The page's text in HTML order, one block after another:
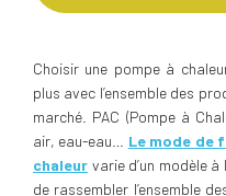
Choisir une pompe à
plus avec l’ensemble des
marché. PAC (Pompe à
air, eau-eau… Le mode de
chaleur varie d’un modèle
de rassembler l’ensemble